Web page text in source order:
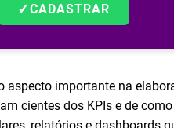
✓CADASTRAR
aspecto importante na
cientes dos KPIs e de